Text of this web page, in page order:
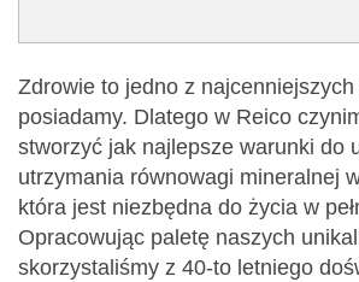
Zdrowie to jedno z
posiadamy. Dlatego w Reico
stworzyć jak najlepsze warunki do
utrzymania równowagi mineralnej
która jest niezbędna do życia w
Opracowując paletę naszych
skorzystaliśmy z 40-to letniego